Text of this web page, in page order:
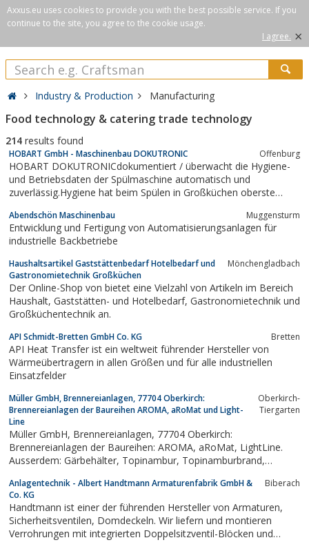
Axxus.eu uses cookies to provide you with the best possible service. If you
continue to the site, you agree to the cookie usage.
I agree. ×
Industry & Production Manufacturing
Food technology & catering trade technology
214 results found
HOBART GmbH - Maschinenbau DOKUTRONIC Offenburg
HOBART DOKUTRONICdokumentiert / überwacht die Hygiene-
und Betriebsdaten der Spülmaschine automatisch und
zuverlässig.Hygiene hat beim Spülen in Großküchen oberste
HACCP erforderlichen Daten einer Spülmaschine einfach,
zuverlässig und automatisch dokumentiert.Damit gehen...
Abendschön Maschinenbau Muggensturm
Entwicklung und Fertigung von Automatisierungsanlagen für
industrielle Backbetriebe
Haushaltsartikel Gaststättenbedarf Hotelbedarf und
Gastronomietechnik Großküchen
Mönchengladbach
Der Online-Shop von bietet eine Vielzahl von Artikeln im Bereich
Haushalt, Gaststätten- und Hotelbedarf, Gastronomietechnik und
Großküchentechnik an.
API Schmidt-Bretten GmbH Co. KG Bretten
API Heat Transfer ist ein weltweit führender Hersteller von
Wärmeübertragern in allen Größen und für alle industriellen
Einsatzfelder
Müller GmbH, Brennereianlagen, 77704 Oberkirch:
Brennereianlagen der Baureihen AROMA, aRoMat und Light-
Line
Oberkirch-
Tiergarten
Müller GmbH, Brennereianlagen, 77704 Oberkirch:
Brennereianlagen der Baureihen: AROMA, aRoMat, LightLine.
Ausserdem: Gärbehälter, Topinambur, Topinamburbrand,
Schlempepumpen, Kreiselpumpen, Schichtenfilter, Rundfilter,
Anlagentechnik - Albert Handtmann Armaturenfabrik GmbH &
Co. KG
Biberach
Handtmann ist einer der führenden Hersteller von Armaturen,
Sicherheitsventilen, Domdeckeln. Wir liefern und montieren
Verrohrungen mit integrierten Doppelsitzventil-Blöcken und